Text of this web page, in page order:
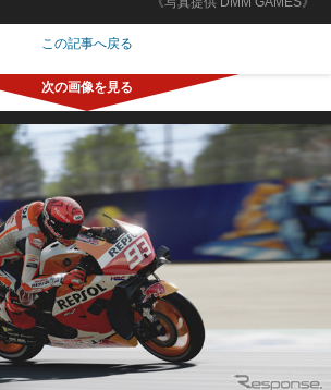
この記事へ戻る